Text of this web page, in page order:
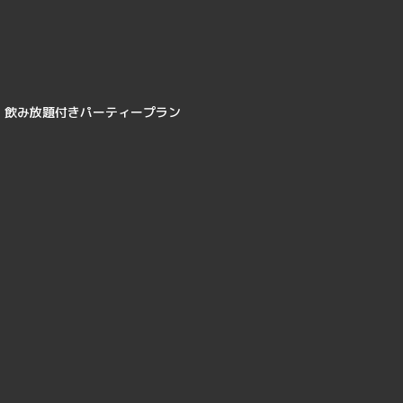
飲み放題付きパーティープラン